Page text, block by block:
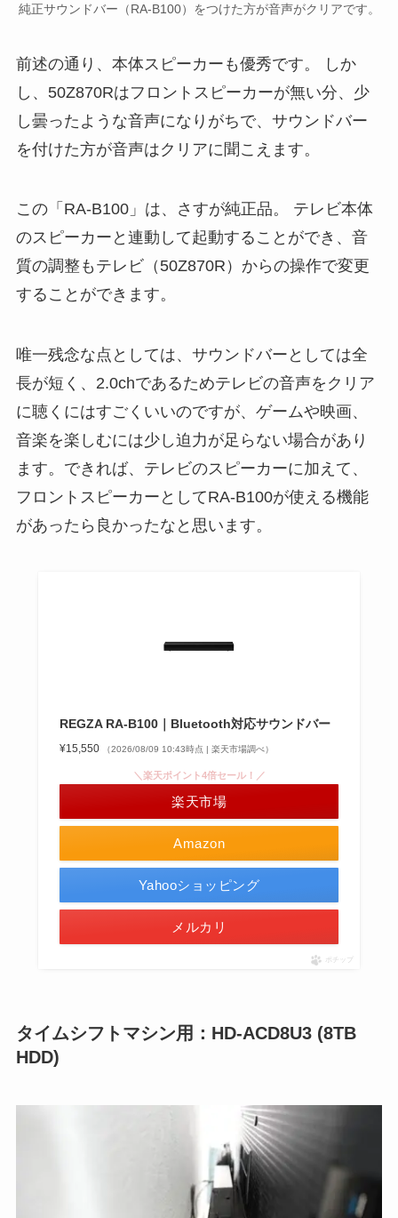
純正サウンドバー（RA-B100）をつけた方が音声がクリアです。
前述の通り、本体スピーカーも優秀です。 しか
し、50Z870Rはフロントスピーカーが無い分、少
し曇ったような音声になりがちで、サウンドバー
を付けた方が音声はクリアに聞こえます。
この「RA-B100」は、さすが純正品。 テレビ本体
のスピーカーと連動して起動することができ、音
質の調整もテレビ（50Z870R）からの操作で変更
することができます。
唯一残念な点としては、サウンドバーとしては全
長が短く、2.0chであるためテレビの音声をクリア
に聴くにはすごくいいのですが、ゲームや映画、
音楽を楽しむには少し迫力が足らない場合があり
ます。できれば、テレビのスピーカーに加えて、
フロントスピーカーとしてRA-B100が使える機能
があったら良かったなと思います。
REGZA RA-B100｜Bluetooth対応サウンドバー
¥15,550 （2026/08/09 10:43時点 | 楽天市場調べ）
Amazon
＼楽天ポイント4倍セール！／
楽天市場
Yahooショッピング
メルカリ
ポチップ
タイムシフトマシン用：HD-ACD8U3 (8TB
HDD)